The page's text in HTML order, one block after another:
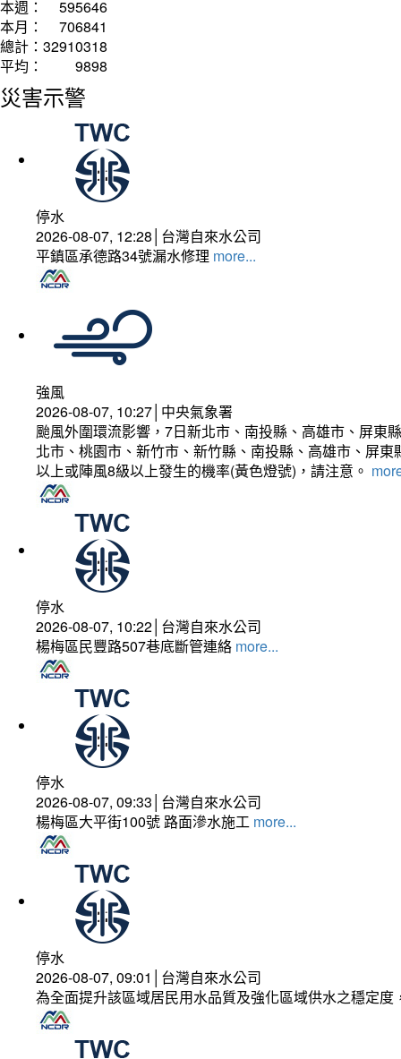
本週：
595646
本月：
706841
總計： 32910318
平均：
9898
災害示警
停水
2026-08-07, 12:28│台灣自來水公司
平鎮區承德路34號漏水修理 more...
強風
2026-08-07, 10:27│中央氣象署
颱風外圍環流影響，7日新北市、南投縣、高雄市、屏東
北市、桃園市、新竹市、新竹縣、南投縣、高雄市、屏
以上或陣風8級以上發生的機率(黃色燈號)，請注意。
停水
2026-08-07, 10:22│台灣自來水公司
楊梅區民豐路507巷底斷管連絡 more...
停水
2026-08-07, 09:33│台灣自來水公司
楊梅區大平街100號 路面滲水施工 more...
停水
2026-08-07, 09:01│台灣自來水公司
為全面提升該區域居民用水品質及強化區域供水之穩定